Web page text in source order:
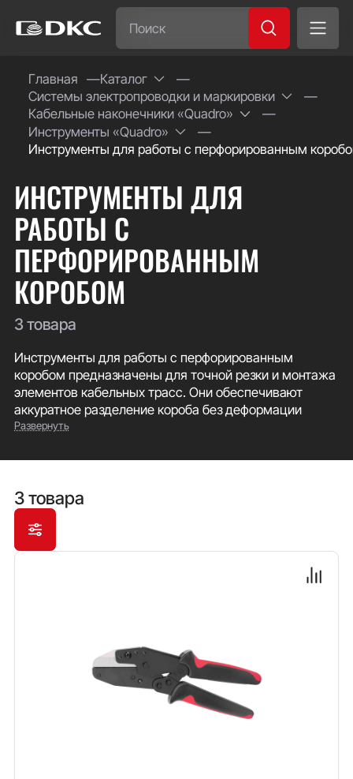
Главная
Каталог
Системы электропроводки и маркировки
Кабельные наконечники «Quadro»
Инструменты «Quadro»
Инструменты для работы с перфорированным
ИНСТРУМЕНТЫ ДЛЯ
РАБОТЫ С
ПЕРФОРИРОВАННЫМ
КОРОБОМ
3 товара
Инструменты для работы с перфорированным
коробом предназначены для точной резки и монтажа
элементов кабельных трасс. Они обеспечивают
аккуратное разделение короба без деформации
стенок и надежную фиксацию аксессуаров, что
электротехнических шкафов и распределительных
Развернуть
3 товара
Часто ищут:
Специсполнение